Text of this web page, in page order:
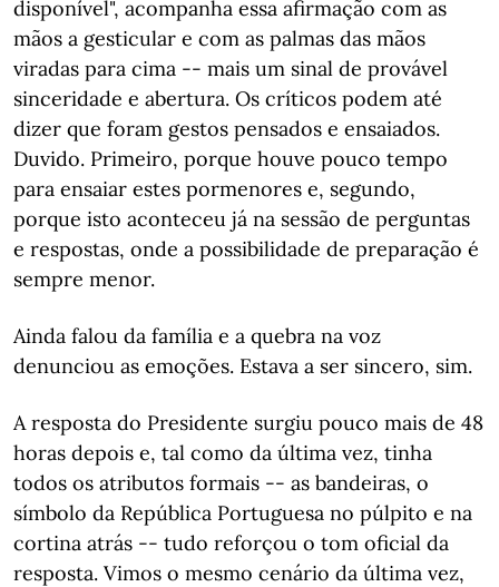
disponível", acompanha essa afirmação com as
mãos a gesticular e com as palmas das mãos
viradas para cima -- mais um sinal de provável
sinceridade e abertura. Os críticos podem até
dizer que foram gestos pensados e ensaiados.
Duvido. Primeiro, porque houve pouco tempo
para ensaiar estes pormenores e, segundo,
porque isto aconteceu já na sessão de perguntas
e respostas, onde a possibilidade de preparação é
sempre menor.
Ainda falou da família e a quebra na voz
denunciou as emoções. Estava a ser sincero, sim.
A resposta do Presidente surgiu pouco mais de 48
horas depois e, tal como da última vez, tinha
todos os atributos formais -- as bandeiras, o
símbolo da República Portuguesa no púlpito e na
cortina atrás -- tudo reforçou o tom oficial da
resposta. Vimos o mesmo cenário da última vez,